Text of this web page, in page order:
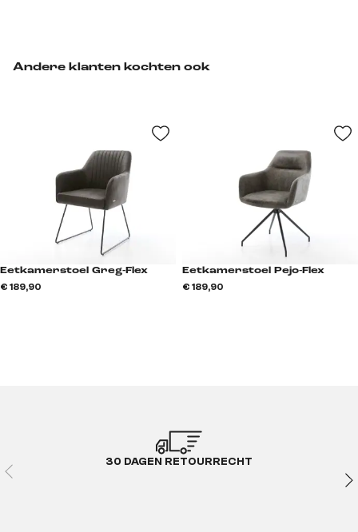
Andere klanten kochten ook
Eetkamerstoel Greg-Flex
€ 189,90
Eetkamerstoel Pejo-Flex
€ 189,90
30 DAGEN RETOURRECHT